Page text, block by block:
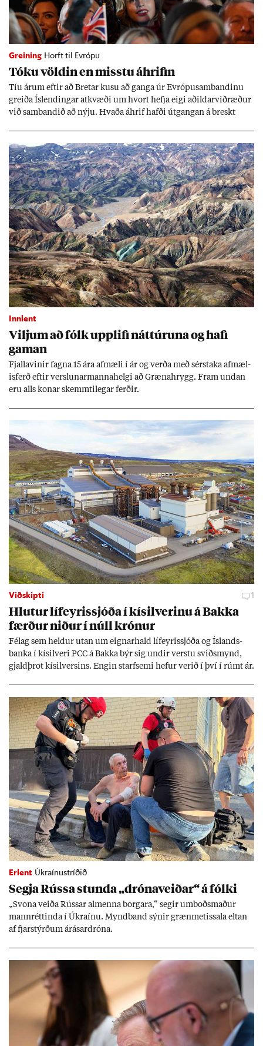
Greining Horft til Evrópu
Tóku völd­in en misstu áhrif­in
Tíu ár­um eft­ir að Bret­ar kusu að ganga úr Evr­ópu­sam­band­inu
greiða Ís­lend­ing­ar at­kvæði um hvort hefja eigi að­ild­ar­við­ræð­ur
við sam­band­ið að nýju. Hvaða áhrif hafði út­gang­an á breskt
Innlent
Vilj­um að fólk upp­lifi nátt­úr­una og hafi
gam­an
Fjalla­vin­ir fagna 15 ára af­mæli í ár og verða með sér­staka af­mæl­
is­ferð eft­ir versl­un­ar­manna­helgi að Græna­hrygg. Fram und­an
eru alls kon­ar skemmti­leg­ar ferð­ir.
Viðskipti 1
Hlut­ur líf­eyr­is­sjóða í kís­il­ver­inu á Bakka
færð­ur nið­ur í núll krón­ur
Fé­lag sem held­ur ut­an um eign­ar­hald líf­eyr­is­sjóða og Ís­lands­
banka í kís­il­veri PCC á Bakka býr sig und­ir verstu sviðs­mynd,
gjald­þrot kís­il­vers­ins. Eng­in starf­semi hef­ur ver­ið í því í rúmt ár.
Erlent Úkraínustríðið
Segja Rússa stunda „dróna­veið­ar“ á fólki
„Svona veiða Rúss­ar al­menna borg­ara,“ seg­ir um­boðs­mað­ur
mann­rétt­inda í Úkraínu. Mynd­band sýn­ir græn­met­issala elt­an
af fjar­stýrð­um árás­ar­dróna.